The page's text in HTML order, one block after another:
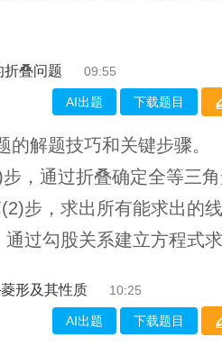
叠问题 09:55
AI出题 下载题目
的解题技巧和关键步骤。
，通过折叠确定全等三
步，求出所有能求出的
过勾股关系建立方程式
形及其性质 10:25
AI出题 下载题目